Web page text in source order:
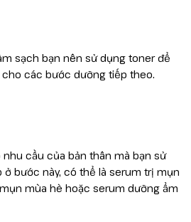
sạch bạn nên sử dụng toner để
các bước dưỡng tiếp theo.
nhu cầu của bản thân mà bạn sử
bước này, có thể là serum trị mụn
mùa hè hoặc serum dưỡng ẩm